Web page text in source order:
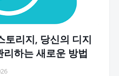
리지, 당신의 디지
하는 새로운 방법